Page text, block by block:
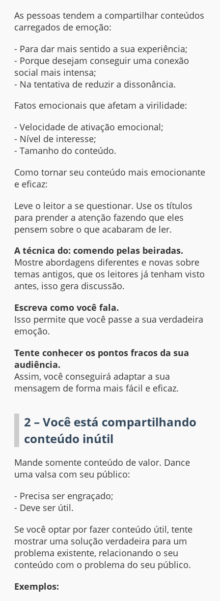
As pessoas tendem a compartilhar conteúdos
carregados de emoção:
- Para dar mais sentido a sua experiência;
- Porque desejam conseguir uma conexão
social mais intensa;
- Na tentativa de reduzir a dissonância.
Fatos emocionais que afetam a virilidade:
- Velocidade de ativação emocional;
- Nível de interesse;
- Tamanho do conteúdo.
Como tornar seu conteúdo mais emocionante
e eficaz:
Leve o leitor a se questionar. Use os títulos
para prender a atenção fazendo que eles
pensem sobre o que acabaram de ler.
A técnica do: comendo pelas beiradas.
Mostre abordagens diferentes e novas sobre
temas antigos, que os leitores já tenham visto
antes, isso gera discussão.
Escreva como você fala.
Isso permite que você passe a sua verdadeira
emoção.
Tente conhecer os pontos fracos da sua
audiência.
Assim, você conseguirá adaptar a sua
mensagem de forma mais fácil e eficaz.
2 – Você está compartilhando
conteúdo inútil
Mande somente conteúdo de valor. Dance
uma valsa com seu público:
- Precisa ser engraçado;
- Deve ser útil.
Se você optar por fazer conteúdo útil, tente
mostrar uma solução verdadeira para um
problema existente, relacionando o seu
conteúdo com o problema do seu público.
Exemplos: